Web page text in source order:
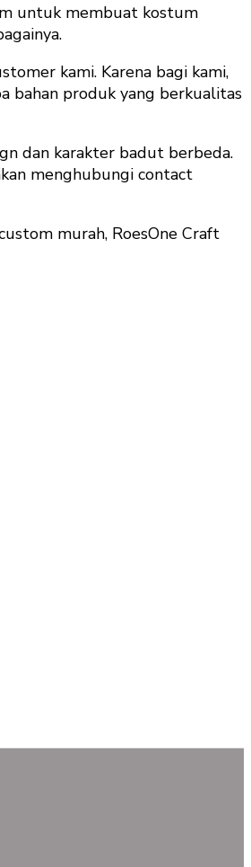
untuk membuat kostum
kami. Karena bagi kami,
bahan produk yang berkualitas
dan karakter badut berbeda.
menghubungi contact
murah, RoesOne Craft